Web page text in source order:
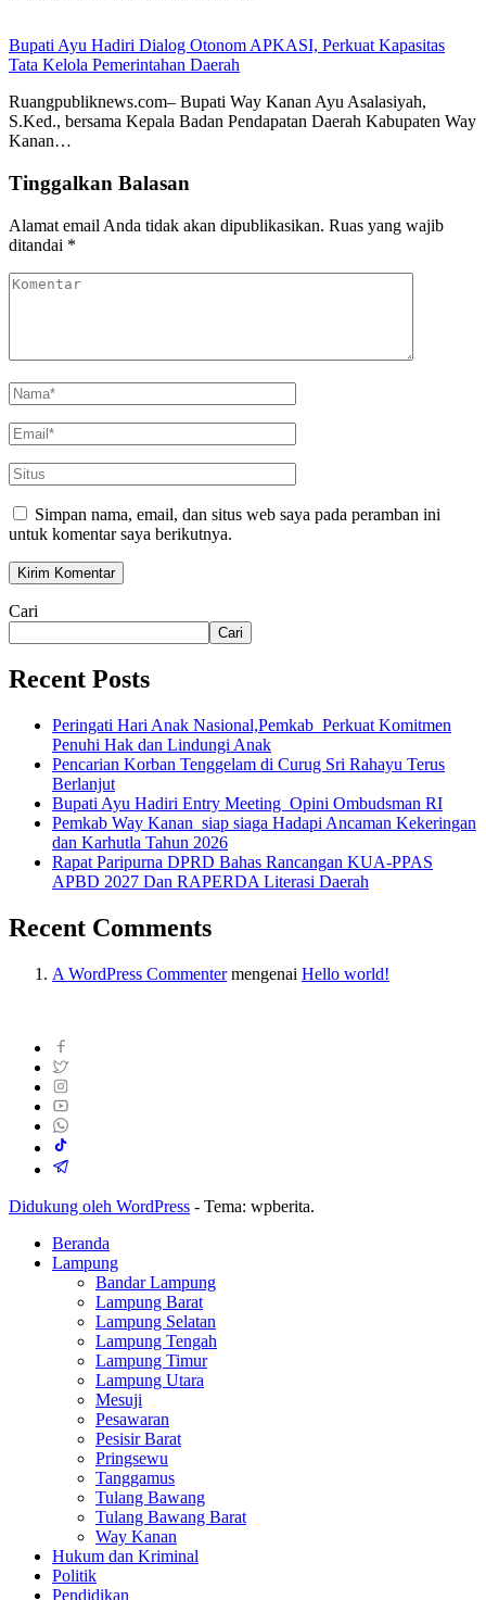
Bupati Ayu Hadiri Dialog Otonom APKASI, Perkuat Kapasitas
Tata Kelola Pemerintahan Daerah
Ruangpubliknews.com– Bupati Way Kanan Ayu Asalasiyah,
S.Ked., bersama Kepala Badan Pendapatan Daerah Kabupaten Way
Kanan…
Tinggalkan Balasan
Alamat email Anda tidak akan dipublikasikan. Ruas yang wajib
ditandai *
Simpan nama, email, dan situs web saya pada peramban ini
untuk komentar saya berikutnya.
Cari
Cari
Recent Posts
Peringati Hari Anak Nasional,Pemkab Perkuat Komitmen
Penuhi Hak dan Lindungi Anak
Pencarian Korban Tenggelam di Curug Sri Rahayu Terus
Berlanjut
Bupati Ayu Hadiri Entry Meeting Opini Ombudsman RI
Pemkab Way Kanan siap siaga Hadapi Ancaman Kekeringan
dan Karhutla Tahun 2026
Rapat Paripurna DPRD Bahas Rancangan KUA-PPAS
APBD 2027 Dan RAPERDA Literasi Daerah
Recent Comments
A WordPress Commentermengenai Hello world!
Didukung oleh WordPress - Tema: wpberita.
Beranda
Lampung
Bandar Lampung
Lampung Barat
Lampung Selatan
Lampung Tengah
Lampung Timur
Lampung Utara
Mesuji
Pesawaran
Pesisir Barat
Pringsewu
Tanggamus
Tulang Bawang
Tulang Bawang Barat
Way Kanan
Hukum dan Kriminal
Politik
Pendidikan